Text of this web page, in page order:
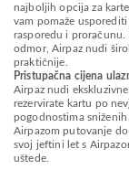
najboljih opcija za
vam pomaže
rasporedu i
odmor, Airpaz nudi
praktičnije.
Pristupačna cijena
Airpaz nudi
rezervirate kartu po
pogodnostima
Airpazom putovanje
svoj jeftini let s
uštede.